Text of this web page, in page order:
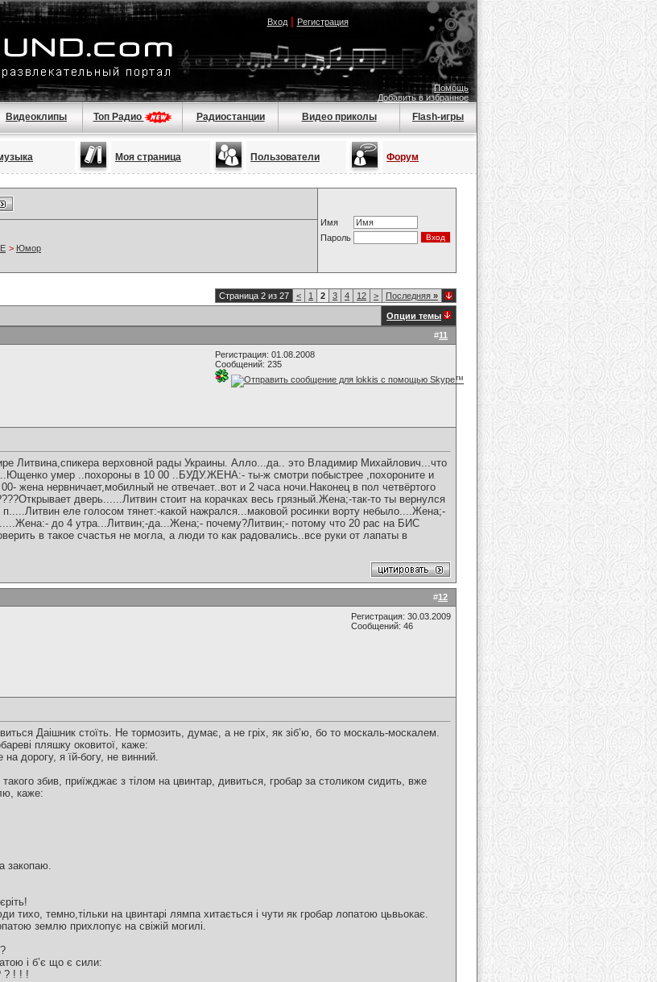
Вход| Регистрация
Помощь
Добавить в избранное
Видеоклипы Топ Радио Радиостанции Видео приколы Flash-игры
Моя страница Пользователи Форум
Имя
Пароль
> Юмор
Страница 2 из 27 < 1 2 3 4 12 > Последняя »
Опции темы
#11
Регистрация: 01.08.2008
Сообщений: 235
Литвина,спикера верховной рады Украины. Алло...да.. это Владимир Михайлович...что
умер ..похороны в 10 00 ..БУДУ.ЖЕНА:- ты-ж смотри побыстрее ,похороните и
жена нервничает,мобилный не отвечает..вот и 2 часа ночи.Наконец в пол четвёртого
дверь......Литвин стоит на корачках весь грязный.Жена;-так-то ты вернулся
еле голосом тянет:-какой нажрался...маковой росинки ворту небыло....Жена;-
до 4 утра...Литвин;-да...Жена;- почему?Литвин;- потому что 20 рас на БИС
в такое счастья не могла, а люди то как радовались..все руки от лапаты в
#12
Регистрация: 30.03.2009
Сообщений: 46
Даішник стоїть. Не тормозить, думає, а не гріх, як зіб’ю, бо то москаль-москалем.
пляшку оковитої, каже:
дорогу, я їй-богу, не винний.
збив, приїжджає з тілом на цвинтар, дивиться, гробар за столиком сидить, вже
каже:
закопаю.
тихо, темно,тільки на цвинтарі лямпа хитається і чути як гробар лопатою цьвьокає.
землю прихлопує на свіжій могилі.
і б’є що є сили:
! ! !